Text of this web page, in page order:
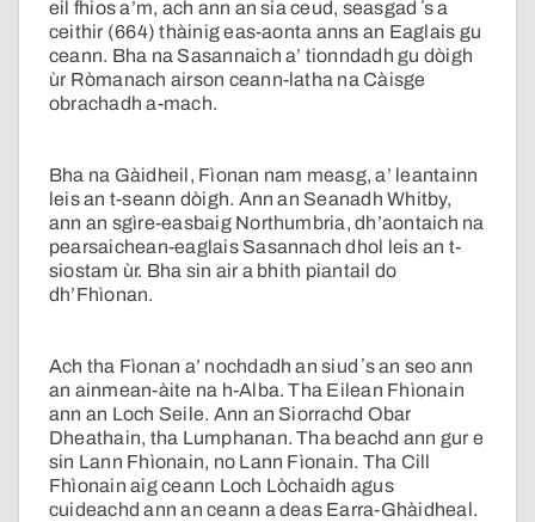
eil fhios a’m, ach ann an sia ceud, seasgad ʼs a
ceithir (664) thàinig eas-aonta anns an Eaglais gu
ceann. Bha na Sasannaich a’ tionndadh gu dòigh
ùr Ròmanach airson ceann-latha na Càisge
obrachadh a-mach.
Bha na Gàidheil, Fìonan nam measg, a’ leantainn
leis an t-seann dòigh. Ann an Seanadh Whitby,
ann an sgìre-easbaig Northumbria, dh’aontaich na
pearsaichean-eaglais Sasannach dhol leis an t-
siostam ùr. Bha sin air a bhith piantail do
dh’Fhìonan.
Ach tha Fìonan a’ nochdadh an siud ʼs an seo ann
an ainmean-àite na h-Alba. Tha Eilean Fhìonain
ann an Loch Seile. Ann an Siorrachd Obar
Dheathain, tha Lumphanan. Tha beachd ann gur e
sin Lann Fhìonain, no Lann Fìonain. Tha Cill
Fhìonain aig ceann Loch Lòchaidh agus
cuideachd ann an ceann a deas Earra-Ghàidheal.